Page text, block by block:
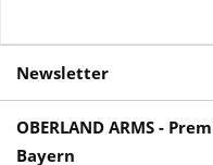
Newsletter
OBERLAND ARMS -
Bayern